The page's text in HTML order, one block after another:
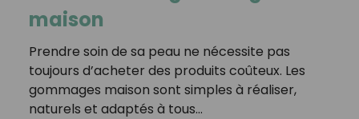
maison
Prendre soin de sa peau ne nécessite pas
toujours d’acheter des produits coûteux. Les
gommages maison sont simples à réaliser,
naturels et adaptés à tous…